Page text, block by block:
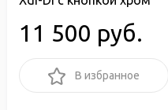
11 500 руб.
В избранное